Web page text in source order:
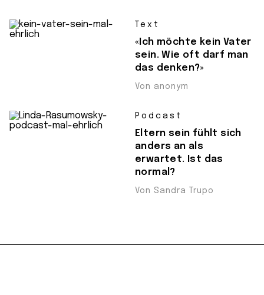
Text
«Ich möchte kein Vater
sein. Wie oft darf man
das denken?»
Von anonym
Podcast
Eltern sein fühlt sich
anders an als
erwartet. Ist das
normal?
Von Sandra Trupo